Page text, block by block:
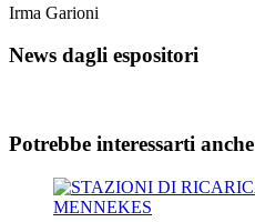
Irma Garioni
News dagli espositori
Potrebbe interessarti anche